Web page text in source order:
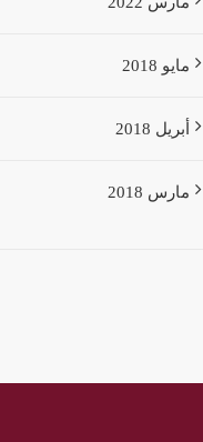
مايو 2018
أبريل 2018
مارس 2018